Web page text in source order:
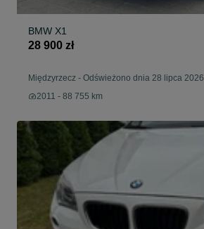
BMW X1
28 900 zł
Międzyrzecz - Odświeżono dnia 28 lipca 2026
2011 - 88 755 km